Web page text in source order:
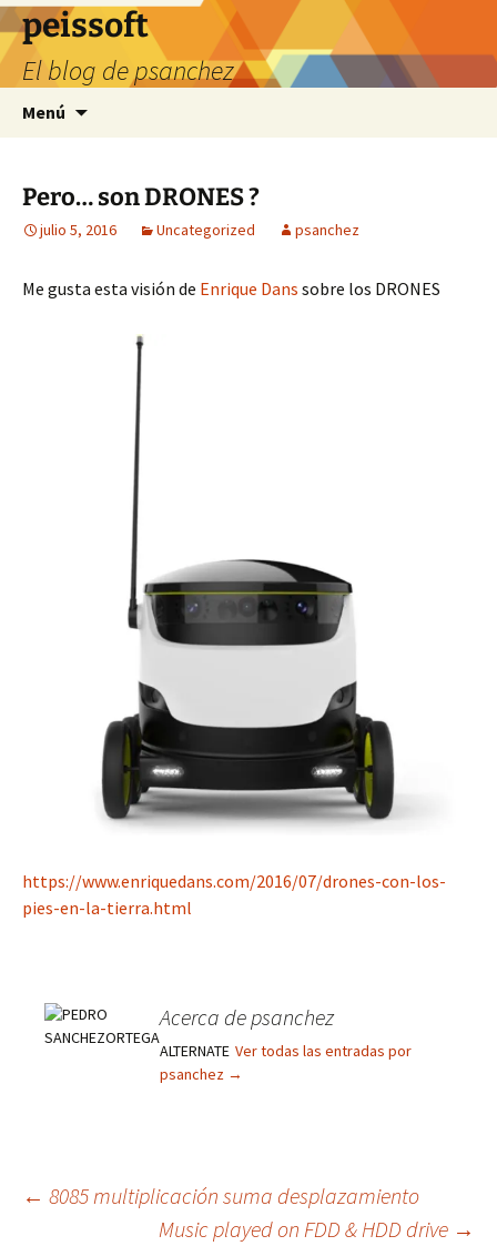
Saltar
al
contenido
peissoft
El blog de psanchez
Menú
Pero… son DRONES ?
julio 5, 2016 Uncategorized psanchez
Me gusta esta visión de Enrique Dans sobre los DRONES
https://www.enriquedans.com/2016/07/drones-con-los-
pies-en-la-tierra.html
Acerca de psanchez
ALTERNATE Ver todas las entradas por
psanchez →
Navegación
← 8085 multiplicación suma desplazamiento
Music played on FDD & HDD drive →